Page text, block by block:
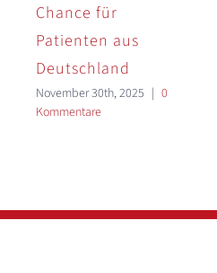
Chance für
Patienten aus
Deutschland
November 30th, 2025 | 0
Kommentare